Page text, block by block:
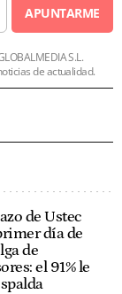
APUNTARME
S.L.
de actualidad.
de Ustec
día de
de
el 91% le